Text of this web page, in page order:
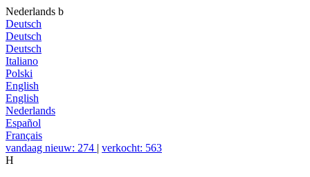
Nederlands b
Deutsch
Deutsch
Deutsch
Italiano
Polski
English
English
Nederlands
Español
Français
vandaag nieuw: 274 | verkocht: 563
H